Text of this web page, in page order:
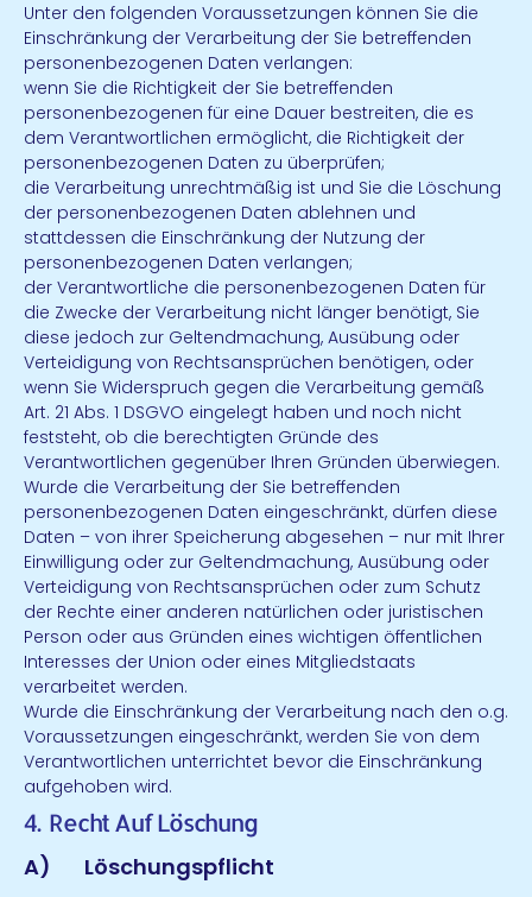
Unter den folgenden Voraussetzungen können Sie die
Einschränkung der Verarbeitung der Sie betreffenden
personenbezogenen Daten verlangen:
wenn Sie die Richtigkeit der Sie betreffenden
personenbezogenen für eine Dauer bestreiten, die es
dem Verantwortlichen ermöglicht, die Richtigkeit der
personenbezogenen Daten zu überprüfen;
die Verarbeitung unrechtmäßig ist und Sie die Löschung
der personenbezogenen Daten ablehnen und
stattdessen die Einschränkung der Nutzung der
personenbezogenen Daten verlangen;
der Verantwortliche die personenbezogenen Daten für
die Zwecke der Verarbeitung nicht länger benötigt, Sie
diese jedoch zur Geltendmachung, Ausübung oder
Verteidigung von Rechtsansprüchen benötigen, oder
wenn Sie Widerspruch gegen die Verarbeitung gemäß
Art. 21 Abs. 1 DSGVO eingelegt haben und noch nicht
feststeht, ob die berechtigten Gründe des
Verantwortlichen gegenüber Ihren Gründen überwiegen.
Wurde die Verarbeitung der Sie betreffenden
personenbezogenen Daten eingeschränkt, dürfen diese
Daten – von ihrer Speicherung abgesehen – nur mit Ihrer
Einwilligung oder zur Geltendmachung, Ausübung oder
Verteidigung von Rechtsansprüchen oder zum Schutz
der Rechte einer anderen natürlichen oder juristischen
Person oder aus Gründen eines wichtigen öffentlichen
Interesses der Union oder eines Mitgliedstaats
verarbeitet werden.
Wurde die Einschränkung der Verarbeitung nach den o.g.
Voraussetzungen eingeschränkt, werden Sie von dem
Verantwortlichen unterrichtet bevor die Einschränkung
aufgehoben wird.
4. Recht Auf Löschung
A) Löschungspflicht